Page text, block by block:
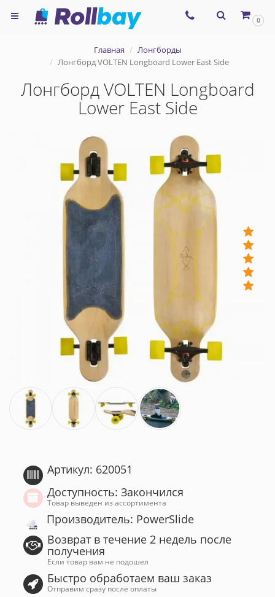
0
Главная
Лонгборды
Лонгборд VOLTEN Longboard Lower East Side
Лонгборд VOLTEN Longboard
Lower East Side
Артикул: 620051
Доступность: Закончился
Товар выведен из ассортимента
Производитель: PowerSlide
Возврат в течение 2 недель после
получения
Если товар вам не подошел
Быстро обработаем ваш заказ
Отправим сразу после оплаты
×
сервиса ЯНДЕКС.МЕТРИКА и
файлов cookie